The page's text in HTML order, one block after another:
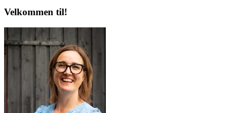
Velkommen til!